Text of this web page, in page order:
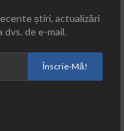
știri, actualizări
de e-mail.
Înscrie-Mă!